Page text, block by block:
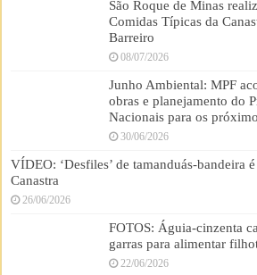
São Roque de Minas
Comidas Típicas da
Barreiro
08/07/2026
Junho Ambiental: MPF
obras e planejamento do
Nacionais para os
30/06/2026
VÍDEO: ‘Desfiles’ de tamanduás-bandeira
Canastra
26/06/2026
FOTOS: Águia-cinzenta
garras para alimentar
22/06/2026